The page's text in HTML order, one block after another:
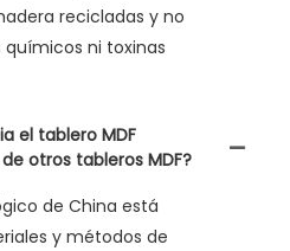
recicladas y no
ni toxinas
el tablero MDF
otros tableros MDF?
de China está
y métodos de